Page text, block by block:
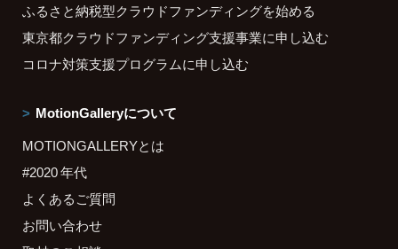
ふるさと納税型クラウドファンディングを始める
東京都クラウドファンディング支援事業に申し込む
コロナ対策支援プログラムに申し込む
MotionGalleryについて
MOTIONGALLERYとは
#2020 年代
よくあるご質問
お問い合わせ